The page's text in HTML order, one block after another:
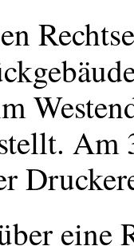
Am
eine